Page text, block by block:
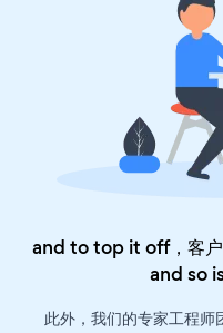
and to top it off，客
and so
此外，我们的专家工程